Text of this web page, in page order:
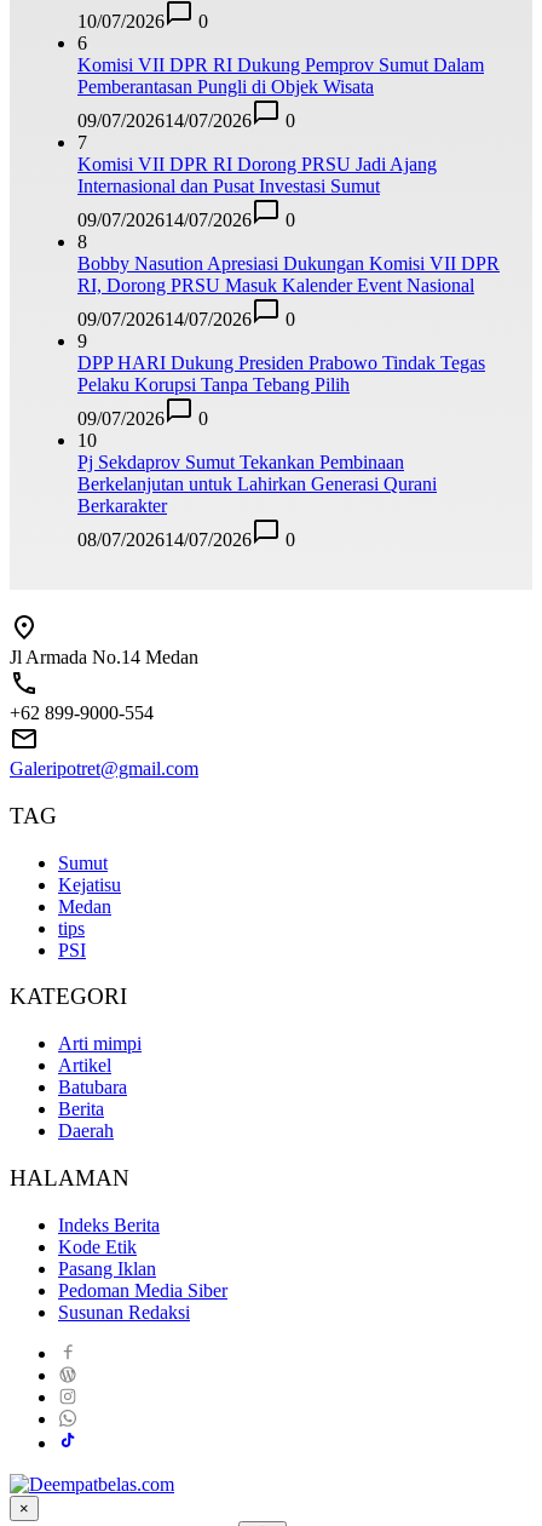
10/07/2026
0
6
Komisi VII DPR RI Dukung Pemprov Sumut Dalam
Pemberantasan Pungli di Objek Wisata
09/07/202614/07/2026
0
7
Komisi VII DPR RI Dorong PRSU Jadi Ajang
Internasional dan Pusat Investasi Sumut
09/07/202614/07/2026
0
8
Bobby Nasution Apresiasi Dukungan Komisi VII DPR
RI, Dorong PRSU Masuk Kalender Event Nasional
09/07/202614/07/2026
0
9
DPP HARI Dukung Presiden Prabowo Tindak Tegas
Pelaku Korupsi Tanpa Tebang Pilih
09/07/2026
0
10
Pj Sekdaprov Sumut Tekankan Pembinaan
Berkelanjutan untuk Lahirkan Generasi Qurani
Berkarakter
08/07/202614/07/2026 0
Jl Armada No.14 Medan
+62 899-9000-554
Galeripotret@gmail.com
TAG
Sumut
Kejatisu
Medan
tips
PSI
KATEGORI
Arti mimpi
Artikel
Batubara
Berita
Daerah
HALAMAN
Indeks Berita
Kode Etik
Pasang Iklan
Pedoman Media Siber
Susunan Redaksi
×